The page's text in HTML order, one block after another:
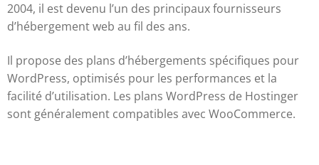
2004, il est devenu l’un des principaux fournisseurs
d’hébergement web au fil des ans.
Il propose des plans d’hébergements spécifiques pour
WordPress, optimisés pour les performances et la
facilité d’utilisation. Les plans WordPress de Hostinger
sont généralement compatibles avec WooCommerce.